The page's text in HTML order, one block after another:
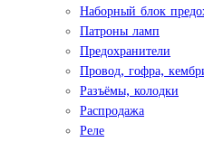
Наборный блок
Патроны ламп
Предохранители
Провод, гофра,
Разъёмы, колодки
Распродажа
Реле